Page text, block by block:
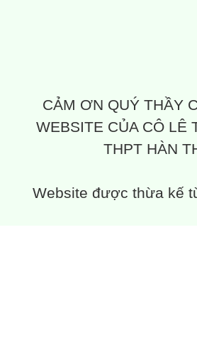
CẢM ƠN QUÝ THẦY
WEBSITE CỦA CÔ LÊ
THPT HÀN
Website được thừa kế